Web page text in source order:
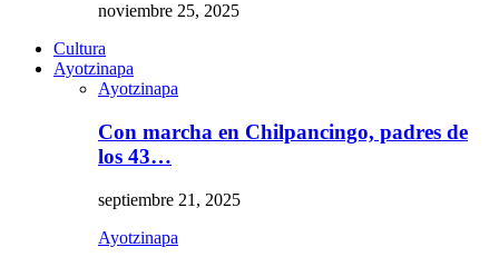
noviembre 25, 2025
Cultura
Ayotzinapa
Ayotzinapa
Con marcha en Chilpancingo, padres de
los 43…
septiembre 21, 2025
Ayotzinapa